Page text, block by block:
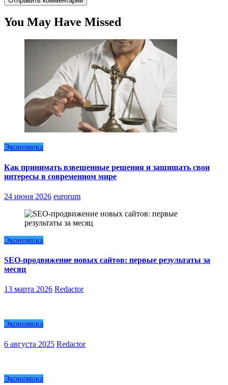
You May Have Missed
Экономика
Как принимать взвешенные решения и защищать свои
интересы в современном мире
24 июня 2026 eurorum
Экономика
SEO-продвижение новых сайтов: первые результаты за
месяц
13 марта 2026 Redactor
Экономика
6 августа 2025 Redactor
Экономика